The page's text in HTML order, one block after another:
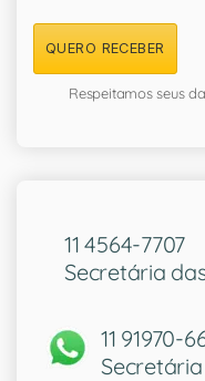
QUERO RECEBER
Respeitamos seus
11 4564-7707
Secretária
11 91970-